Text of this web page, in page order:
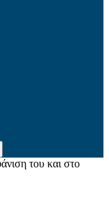
του και στο